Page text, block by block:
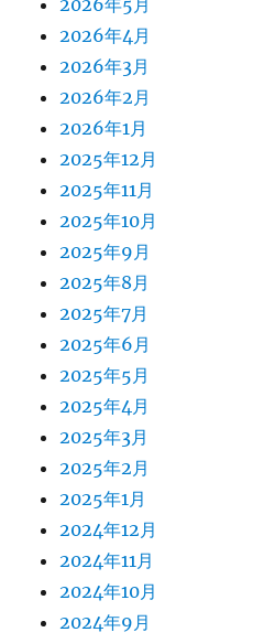
2026年4月
2026年3月
2026年2月
2026年1月
2025年12月
2025年11月
2025年10月
2025年9月
2025年8月
2025年7月
2025年6月
2025年5月
2025年4月
2025年3月
2025年2月
2025年1月
2024年12月
2024年11月
2024年10月
2024年9月